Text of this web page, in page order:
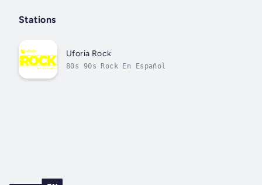
Stations
Uforia Rock
80s 90s Rock En Español